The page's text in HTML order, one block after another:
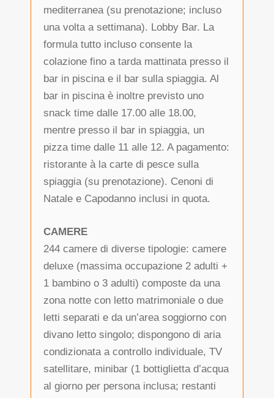
mediterranea (su prenotazione; incluso
una volta a settimana). Lobby Bar. La
formula tutto incluso consente la
colazione fino a tarda mattinata presso il
bar in piscina e il bar sulla spiaggia. Al
bar in piscina è inoltre previsto uno
snack time dalle 17.00 alle 18.00,
mentre presso il bar in spiaggia, un
pizza time dalle 11 alle 12. A pagamento:
ristorante à la carte di pesce sulla
spiaggia (su prenotazione). Cenoni di
Natale e Capodanno inclusi in quota.
CAMERE
244 camere di diverse tipologie: camere
deluxe (massima occupazione 2 adulti +
1 bambino o 3 adulti) composte da una
zona notte con letto matrimoniale o due
letti separati e da un’area soggiorno con
divano letto singolo; dispongono di aria
condizionata a controllo individuale, TV
satellitare, minibar (1 bottiglietta d’acqua
al giorno per persona inclusa; restanti